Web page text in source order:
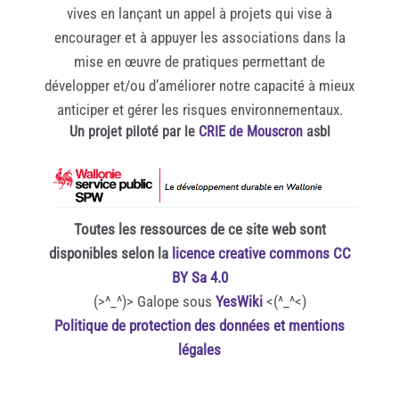
vives en lançant un appel à projets qui vise à
encourager et à appuyer les associations dans la
mise en œuvre de pratiques permettant de
développer et/ou d’améliorer notre capacité à mieux
anticiper et gérer les risques environnementaux.
Un projet piloté par le CRIE de Mouscronasbl
Toutes les ressources de ce site web sont
disponibles selon la licence creative commons CC
BY Sa 4.0
(>^_^)> Galope sous YesWiki<(^_^<)
Politique de protection des données et mentions
légales